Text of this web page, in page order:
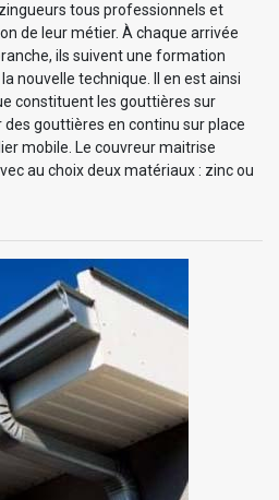
tous professionnels et
de leur métier. À chaque arrivée
ils suivent une formation
nouvelle technique. Il en est ainsi
constituent les gouttières sur
des gouttières en continu sur place
mobile. Le couvreur maitrise
au choix deux matériaux : zinc ou